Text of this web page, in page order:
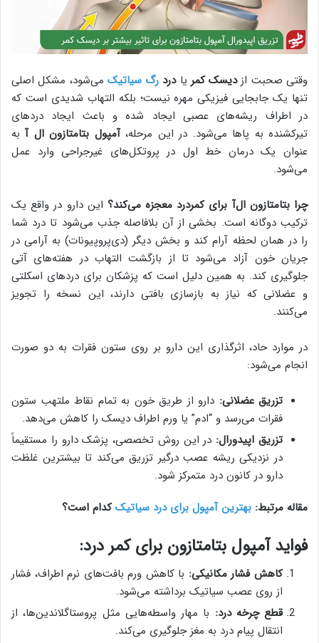
وقتی صحبت ازدیسک کمر یادرد رگ سیاتیک می‌شود، مشکل اصلی
تنها یک جابجایی فیزیکی مهره نیست؛ بلکه التهاب شدیدی است که
در اطراف ریشه‌های عصبی ایجاد شده و باعث ایجاد دردهای
تیرکشنده به پاها می‌شود. در این مرحله،آمپول بتامتازون ال آبه
عنوان یک درمان خط اول در پروتکل‌های غیرجراحی وارد عمل
می‌شود.
چرا بتامتازون ال‌آ برای کمردرد معجزه می‌کند؟ این دارو در واقع یک
ترکیب دوگانه است. بخشی از آن بلافاصله جذب می‌شود تا درد شما
را در همان لحظه آرام کند و بخش دیگر (دی‌پروپیونات) به آرامی در
جریان خون آزاد می‌شود تا از بازگشت التهاب در هفته‌های آتی
جلوگیری کند. به همین دلیل است که پزشکان برای دردهای اسکلتی
و عضلانی که نیاز به بازسازی بافتی دارند، این نسخه را تجویز
می‌کنند.
در موارد حاد، اثرگذاری این دارو بر روی ستون فقرات به دو صورت
انجام می‌شود:
تزریق عضلانی: دارو از طریق خون به تمام نقاط ملتهب ستون
فقرات می‌رسد و “ادم” یا ورم اطراف دیسک را کاهش می‌دهد.
تزریق اپیدورال: در این روش تخصصی، پزشک دارو را مستقیماً
در نزدیکی ریشه عصب درگیر تزریق می‌کند تا بیشترین غلظت
دارو در کانون درد متمرکز شود.
مقاله مرتبط: بهترین آمپول برای درد سیاتیککدام است؟
فواید آمپول بتامتازون برای کمر درد:
کاهش فشار مکانیکی: با کاهش ورم بافت‌های نرم اطراف، فشار
از روی عصب سیاتیک برداشته می‌شود.
قطع چرخه درد: با مهار واسطه‌هایی مثل پروستاگلاندین‌ها، از
انتقال پیام درد به مغز جلوگیری می‌کند.